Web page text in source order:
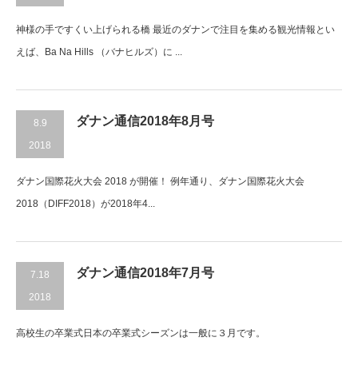
神様の手ですくい上げられる橋 最近のダナンで注目を集める観光情報とい
えば、Ba Na Hills （バナヒルズ）に ...
8.9
2018
ダナン通信2018年8月号
ダナン国際花火大会 2018 が開催！ 例年通り、ダナン国際花火大会
2018（DIFF2018）が2018年4...
7.18
2018
ダナン通信2018年7月号
高校生の卒業式日本の卒業式シーズンは一般に３月です。